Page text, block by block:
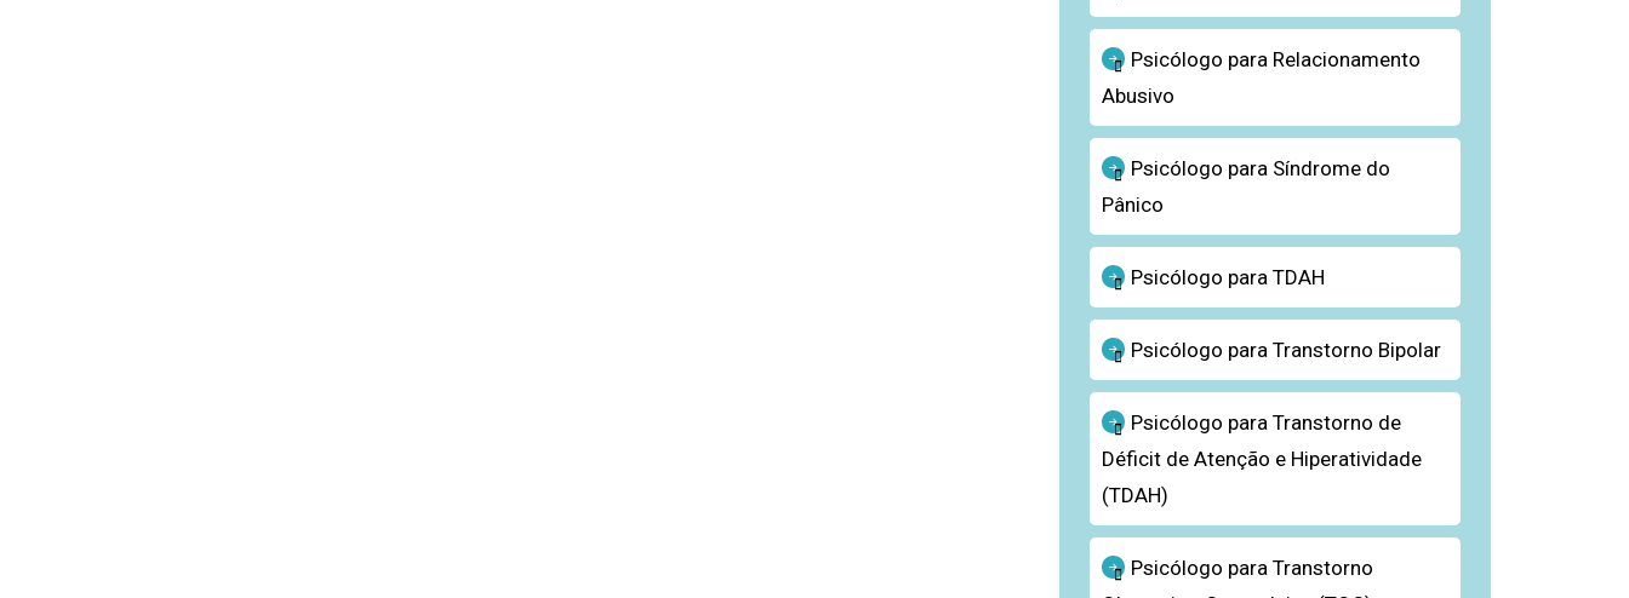
Psicólogo para Relacionamento
Abusivo
Psicólogo para Síndrome do
Pânico
Psicólogo para TDAH
Psicólogo para Transtorno Bipolar
Psicólogo para Transtorno de
Déficit de Atenção e Hiperatividade
(TDAH)
Psicólogo para Transtorno